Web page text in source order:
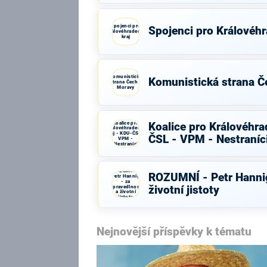
Spojenci pro
Královéhradecký
kraj
Spojenci pro
Komunistická
strana Čech a
Moravy
Komunistická strana
Koalice pro
Královéhradecký
kraj - KDU-ČSL -
VPM -
Nestraníci
Koalice pro
ČSL - VPM -
ROZUMNÍ -
Petr Hannig
- za
spravedlnost
a životní
jistoty
ROZUMNÍ - Petr
životní jistoty
Nejnovější příspěvky k tématu